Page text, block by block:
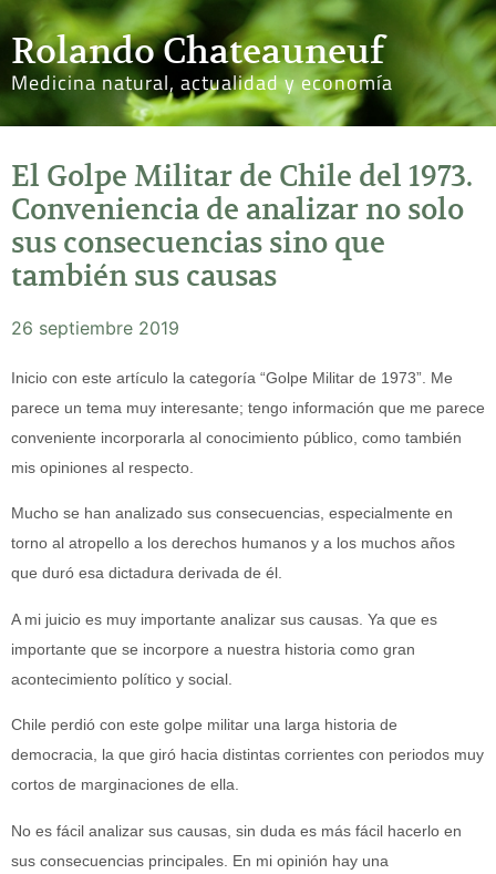
Rolando Chateauneuf
Medicina natural, actualidad y economía
El Golpe Militar de Chile del 1973.
Conveniencia de analizar no solo
sus consecuencias sino que
también sus causas
26 septiembre 2019
Inicio con este artículo la categoría “Golpe Militar de 1973”. Me
parece un tema muy interesante; tengo información que me parece
conveniente incorporarla al conocimiento público, como también
mis opiniones al respecto.
Mucho se han analizado sus consecuencias, especialmente en
torno al atropello a los derechos humanos y a los muchos años
que duró esa dictadura derivada de él.
A mi juicio es muy importante analizar sus causas. Ya que es
importante que se incorpore a nuestra historia como gran
acontecimiento político y social.
Chile perdió con este golpe militar una larga historia de
democracia, la que giró hacia distintas corrientes con periodos muy
cortos de marginaciones de ella.
No es fácil analizar sus causas, sin duda es más fácil hacerlo en
sus consecuencias principales. En mi opinión hay una